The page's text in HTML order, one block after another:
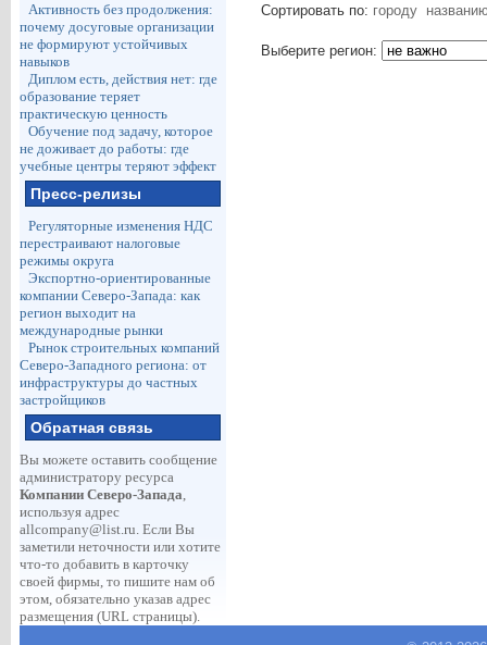
Активность без продолжения:
почему досуговые организации
не формируют устойчивых
навыков
Диплом есть, действия нет: где
образование теряет
практическую ценность
Обучение под задачу, которое
не доживает до работы: где
учебные центры теряют эффект
Пресс-релизы
Регуляторные изменения НДС
перестраивают налоговые
режимы округа
Экспортно-ориентированные
компании Северо-Запада: как
регион выходит на
международные рынки
Рынок строительных компаний
Северо-Западного региона: от
инфраструктуры до частных
застройщиков
Обратная связь
Вы можете оставить сообщение
администратору ресурса
Компании Северо-Запада,
используя адрес
allcompany@list.ru. Если Вы
заметили неточности или хотите
что-то добавить в карточку
своей фирмы, то пишите нам об
этом, обязательно указав адрес
размещения (URL страницы).
Сортировать по: городу
Выберите регион: